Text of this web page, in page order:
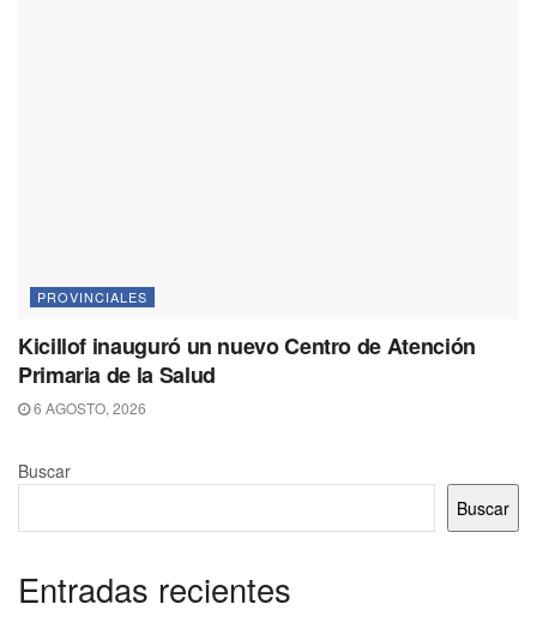
PROVINCIALES
Kicillof inauguró un nuevo Centro de Atención
Primaria de la Salud
6 AGOSTO, 2026
Buscar
Buscar
Entradas recientes